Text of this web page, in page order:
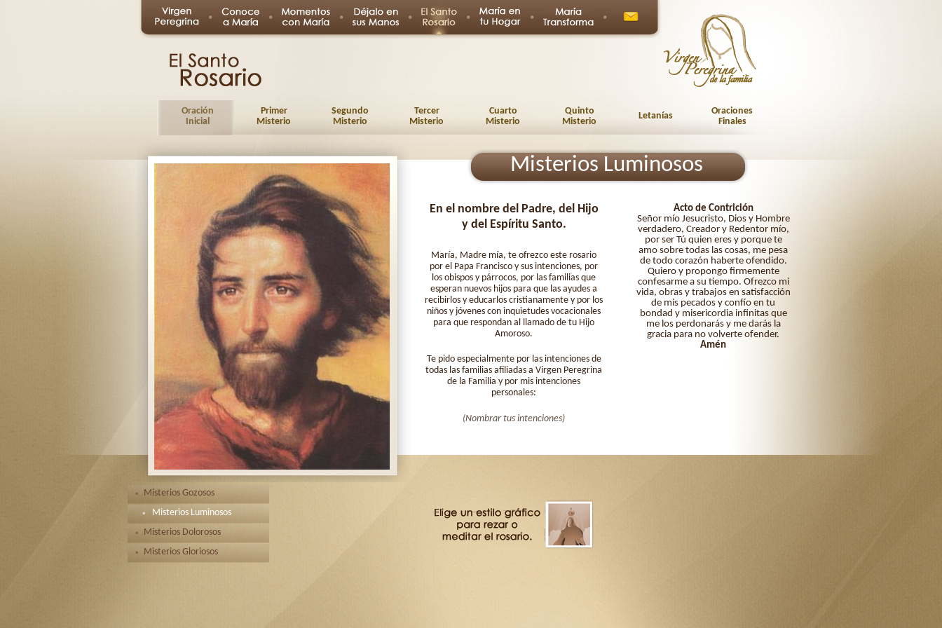
Oración
Inicial
Primer
Misterio
Segundo
Misterio
Tercer
Misterio
Cuarto
Misterio
Quinto
Misterio
Letanías
Oraciones
Finales
Misterios Luminosos
En el nombre del Padre, del Hijo
y del Espíritu Santo.
María, Madre mía, te ofrezco este rosario
por el Papa Francisco y sus intenciones, por
los obispos y párrocos, por las familias que
esperan nuevos hijos para que las ayudes a
recibirlos y educarlos cristianamente y por los
niños y jóvenes con inquietudes vocacionales
para que respondan al llamado de tu Hijo
Amoroso.
Te pido especialmente por las intenciones de
todas las familias afiliadas a Virgen Peregrina
de la Familia y por mis intenciones
personales:
(Nombrar tus intenciones)
Acto de Contrición
Señor mío Jesucristo, Dios y Hombre
verdadero, Creador y Redentor mío,
por ser Tú quien eres y porque te
amo sobre todas las cosas, me pesa
de todo corazón haberte ofendido.
Quiero y propongo firmemente
confesarme a su tiempo. Ofrezco mi
vida, obras y trabajos en satisfacción
de mis pecados y confío en tu
bondad y misericordia infinitas que
me los perdonarás y me darás la
gracia para no volverte ofender.
Amén
Misterios Gozosos
Misterios Luminosos
Misterios Dolorosos
Misterios Gloriosos